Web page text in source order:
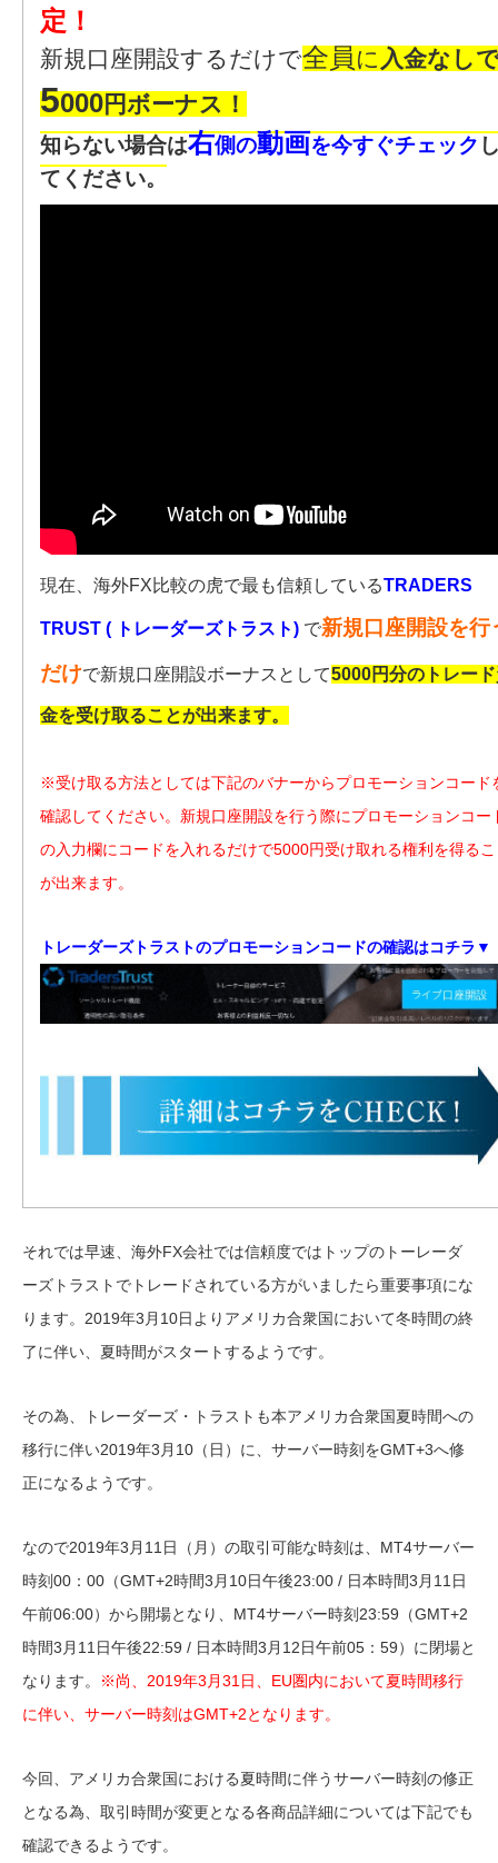
定！
新規口座開設するだけで全員 に 入金なし
5000円ボーナス！
知らない場合は右側の動画を今すぐチェック
てください。
現在、海外FX比較の虎で最も信頼しているTRADERS
TRUST ( トレーダーズトラスト) で新規口座開設を行
だけで新規口座開設ボーナスとして5000円分のトレー
金を受け取ることが出来ます。
※受け取る方法としては下記のバナーからプロモーションコード
確認してください。新規口座開設を行う際にプロモーションコー
の入力欄にコードを入れるだけで5000円受け取れる権利を得る
が出来ます。
トレーダーズトラストのプロモーションコードの確認はコチラ▼
それでは早速、海外FX会社では信頼度ではトップのトーレーダ
ーズトラストでトレードされている方がいましたら重要事項にな
ります。2019年3月10日よりアメリカ合衆国において冬時間の終
了に伴い、夏時間がスタートするようです。
その為、トレーダーズ・トラストも本アメリカ合衆国夏時間への
移行に伴い2019年3月10（日）に、サーバー時刻をGMT+3へ修
正になるようです。
なので2019年3月11日（月）の取引可能な時刻は、MT4サーバー
時刻00：00（GMT+2時間3月10日午後23:00 / 日本時間3月11日
午前06:00）から開場となり、MT4サーバー時刻23:59（GMT+2
時間3月11日午後22:59 / 日本時間3月12日午前05：59）に閉場と
なります。
※尚、2019年3月31日、EU圏内において夏時間移行
に伴い、サーバー時刻はGMT+2となります。
今回、アメリカ合衆国における夏時間に伴うサーバー時刻の修正
となる為、取引時間が変更となる各商品詳細については下記でも
確認できるようです。